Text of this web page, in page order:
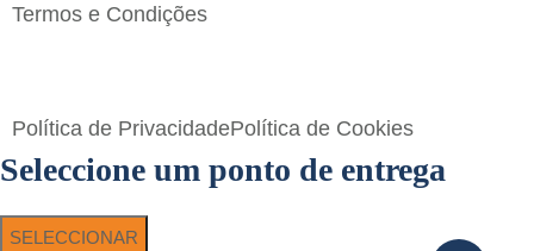
Termos e Condições
Política de PrivacidadePolítica de Cookies
Seleccione um ponto de entrega
SELECCIONAR